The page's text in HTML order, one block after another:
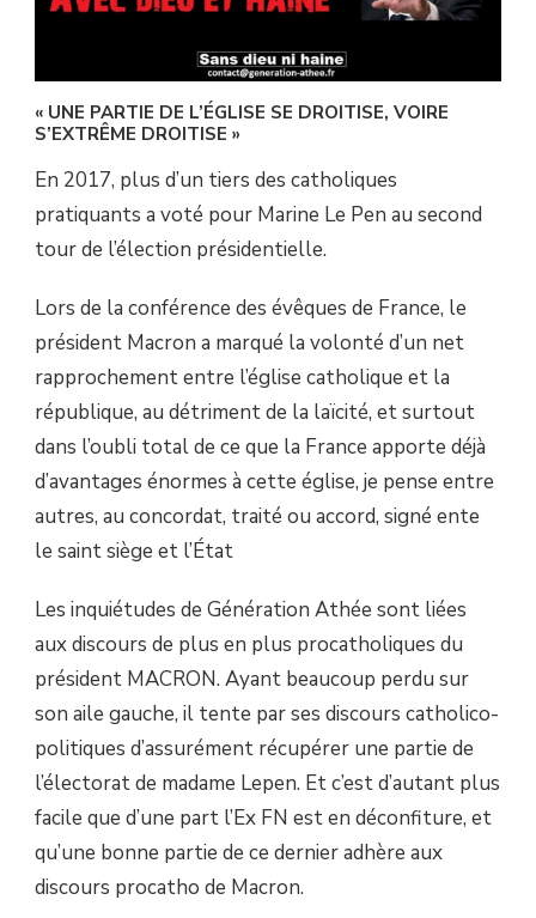
« UNE PARTIE DE L’ÉGLISE SE DROITISE, VOIRE
S’EXTRÊME DROITISE »
En 2017, plus d’un tiers des catholiques
pratiquants a voté pour Marine Le Pen au second
tour de l’élection présidentielle.
Lors de la conférence des évêques de France, le
président Macron a marqué la volonté d’un net
rapprochement entre l’église catholique et la
république, au détriment de la laïcité, et surtout
dans l’oubli total de ce que la France apporte déjà
d’avantages énormes à cette église, je pense entre
autres, au concordat, traité ou accord, signé ente
le saint siège et l’État
Les inquiétudes de Génération Athée sont liées
aux discours de plus en plus procatholiques du
président MACRON. Ayant beaucoup perdu sur
son aile gauche, il tente par ses discours catholico-
politiques d’assurément récupérer une partie de
l’électorat de madame Lepen. Et c’est d’autant plus
facile que d’une part l’Ex FN est en déconfiture, et
qu’une bonne partie de ce dernier adhère aux
discours procatho de Macron.